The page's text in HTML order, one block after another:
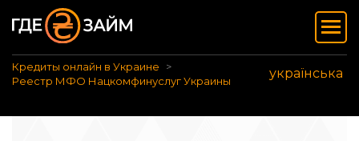
Кредиты онлайн в Украине
Реестр МФО Нацкомфинуслуг Украины
українська